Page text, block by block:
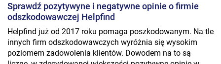
Sprawdź pozytywyne i negatywne opinie o firmie
odszkodowawczej Helpfind
Helpfind już od 2017 roku pomaga poszkodowanym. Na tle
innych firm odszkodowawczych wyróżnia się wysokim
poziomem zadowolenia klientów. Dowodem na to są